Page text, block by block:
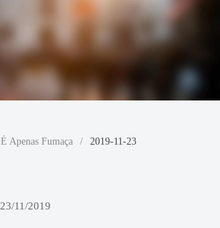
É Apenas Fumaça / 2019-11-23
23/11/2019